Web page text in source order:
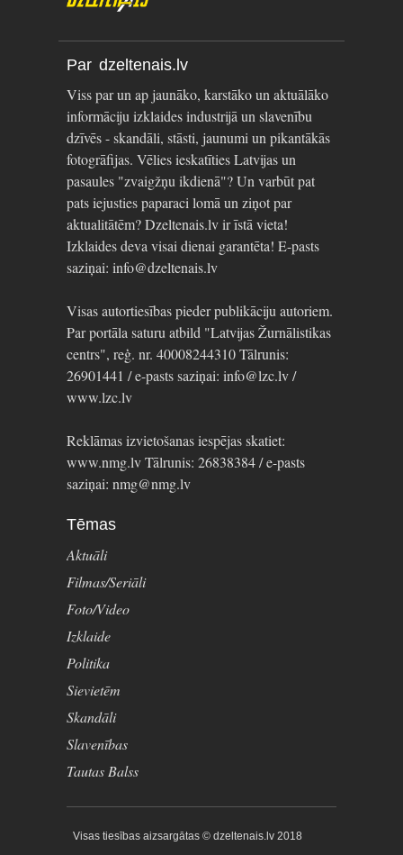
Par dzeltenais.lv
Viss par un ap jaunāko, karstāko un aktuālāko
informāciju izklaides industrijā un slavenību
dzīvēs - skandāli, stāsti, jaunumi un pikantākās
fotogrāfijas. Vēlies ieskatīties Latvijas un
pasaules "zvaigžņu ikdienā"? Un varbūt pat
pats iejusties paparaci lomā un ziņot par
aktualitātēm? Dzeltenais.lv ir īstā vieta!
Izklaides deva visai dienai garantēta! E-pasts
saziņai: info@dzeltenais.lv
Visas autortiesības pieder publikāciju autoriem.
Par portāla saturu atbild "Latvijas Žurnālistikas
centrs", reģ. nr. 40008244310 Tālrunis:
26901441 / e-pasts saziņai: info@lzc.lv /
www.lzc.lv
Reklāmas izvietošanas iespējas skatiet:
www.nmg.lv Tālrunis: 26838384 / e-pasts
saziņai: nmg@nmg.lv
Tēmas
Aktuāli
Filmas/Seriāli
Foto/Video
Izklaide
Politika
Sievietēm
Skandāli
Slavenības
Tautas Balss
Visas tiesības aizsargātas © dzeltenais.lv 2018